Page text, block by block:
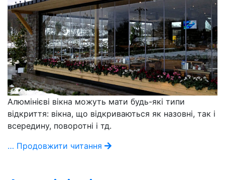
Алюмінієві вікна можуть мати будь-які типи
відкриття: вікна, що відкриваються як назовні, так і
всередину, поворотні і тд.
… Продовжити читання